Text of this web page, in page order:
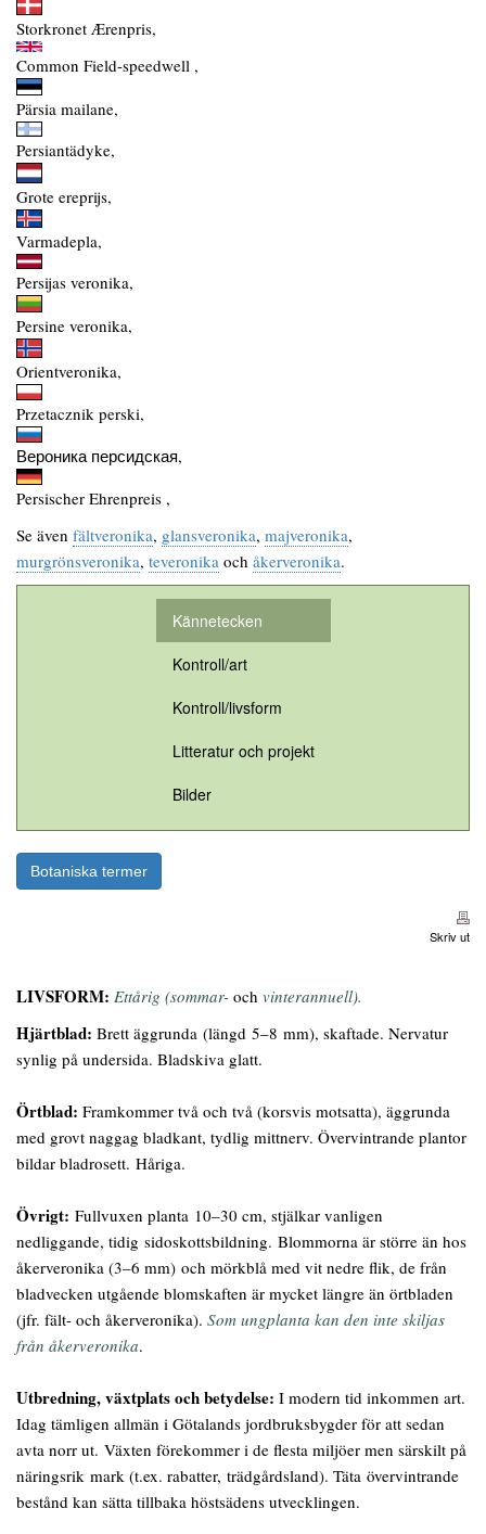
Storkronet Ærenpris,
Common Field-speedwell ,
Pärsia mailane,
Persiantädyke,
Grote ereprijs,
Varmadepla,
Persijas veronika,
Persine veronika,
Orientveronika,
Przetacznik perski,
Вероника персидская,
Persischer Ehrenpreis ,
Se även fältveronika, glansveronika, majveronika,
murgrönsveronika, teveronika och åkerveronika.
Kännetecken
Kontroll/art
Kontroll/livsform
Litteratur och projekt
Bilder
Botaniska termer
Skriv ut
LIVSFORM: Ettårig (sommar- och vinterannuell).
Hjärtblad: Brett äggrunda (längd 5–8 mm), skaftade. Nervatur
synlig på undersida. Bladskiva glatt.
Örtblad: Framkommer två och två (korsvis motsatta), äggrunda
med grovt naggag bladkant, tydlig mittnerv. Övervintrande plantor
bildar bladrosett. Håriga.
Övrigt: Fullvuxen planta 10–30 cm, stjälkar vanligen
nedliggande, tidig sidoskottsbildning. Blommorna är större än hos
åkerveronika (3–6 mm) och mörkblå med vit nedre flik, de från
bladvecken utgående blomskaften är mycket längre än örtbladen
(jfr. fält- och åkerveronika). Som ungplanta kan den inte skiljas
från åkerveronika.
Utbredning, växtplats och betydelse: I modern tid inkommen art.
Idag tämligen allmän i Götalands jordbruksbygder för att sedan
avta norr ut. Växten förekommer i de flesta miljöer men särskilt på
näringsrik mark (t.ex. rabatter, trädgårdsland). Täta övervintrande
bestånd kan sätta tillbaka höstsädens utvecklingen.